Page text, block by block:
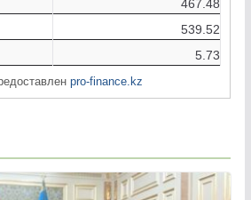
467.48
539.52
5.73
pro-finance.kz